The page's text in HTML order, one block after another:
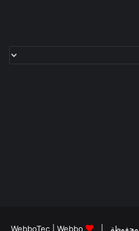
WebboTec Webbo